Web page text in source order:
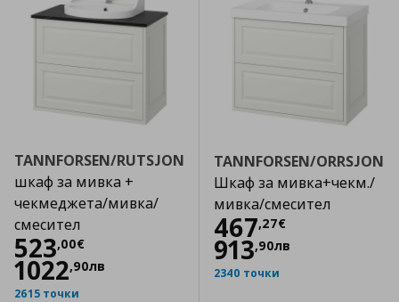
TANNFORSEN/RUTSJON
шкаф за мивка +
чекмеджета/мивка/
смесител
523,00€
Цена
1022,90лв
2615 точки
TANNFORSEN/ORRSJON
Шкаф за мивка+чекм./
мивка/смесител
467,27€
Цена467,27 €
913,90лв
2340 точки